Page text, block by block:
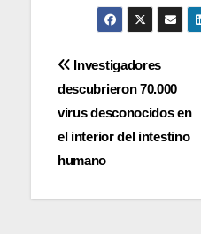
Navegación
de
entradas
Investigadores
descubrieron 70.000
virus desconocidos en
el interior del intestino
humano